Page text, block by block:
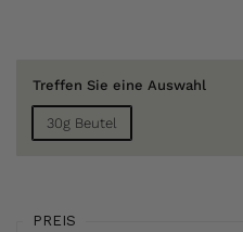
Treffen Sie eine Auswahl
30g Beutel
PREIS